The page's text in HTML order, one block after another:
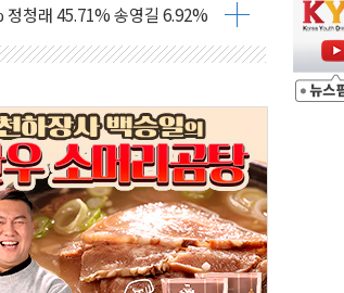
차량 통행 선제 제한
져
, 조사 중
...金 46.01% vs 鄭 44.53%
68.63%
반려견도 죽여
48.54% vs 鄭 44.40%
정청래 44.40%